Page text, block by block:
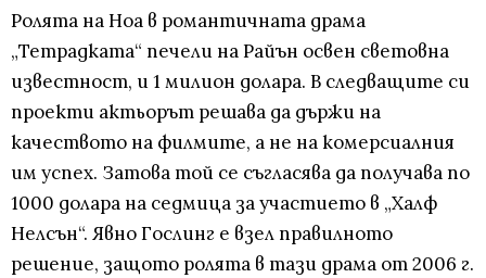
Ролята на Ноа в романтичната драма
„Тетрадката“ печели на Райън освен световна
известност, и 1 милион долара. В следващите си
проекти актьорът решава да държи на
качеството на филмите, а не на комерсиалния
им успех. Затова той се съгласява да получава по
1000 долара на седмица за участието в „Халф
Нелсън“. Явно Гослинг е взел правилното
решение, защото ролята в тази драма от 2006 г.